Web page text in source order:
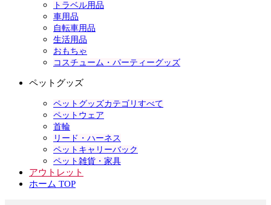
トラベル用品
車用品
自転車用品
生活用品
おもちゃ
コスチューム・パーティーグッズ
ペットグッズ
ペットグッズカテゴリすべて
ペットウェア
首輪
リード・ハーネス
ペットキャリーバック
ペット雑貨・家具
アウトレット
ホーム TOP